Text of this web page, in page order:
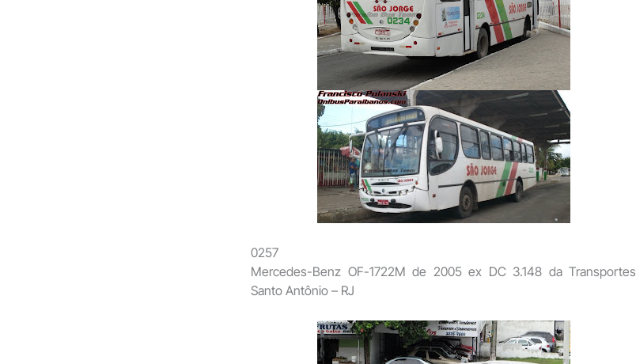
0257
Mercedes-Benz OF-1722M de 2005 ex DC 3.148 da Transportes
Santo Antônio – RJ